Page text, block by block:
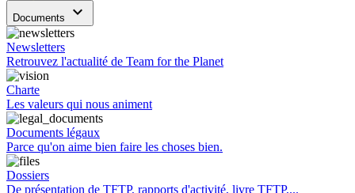
Documents keyboard_arrow_down
Newsletters
Retrouvez l'actualité de Team for the Planet
Charte
Les valeurs qui nous animent
Documents légaux
Parce qu'on aime bien faire les choses bien.
Dossiers
De présentation de TFTP, rapports d'activité, livre TFTP,...